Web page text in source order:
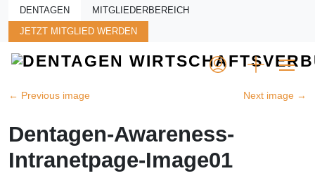
Skip to main content
DENTAGEN MITGLIEDERBEREICH
JETZT MITGLIED WERDEN
← Previous image Next image →
Dentagen-Awareness-
Intranetpage-Image01